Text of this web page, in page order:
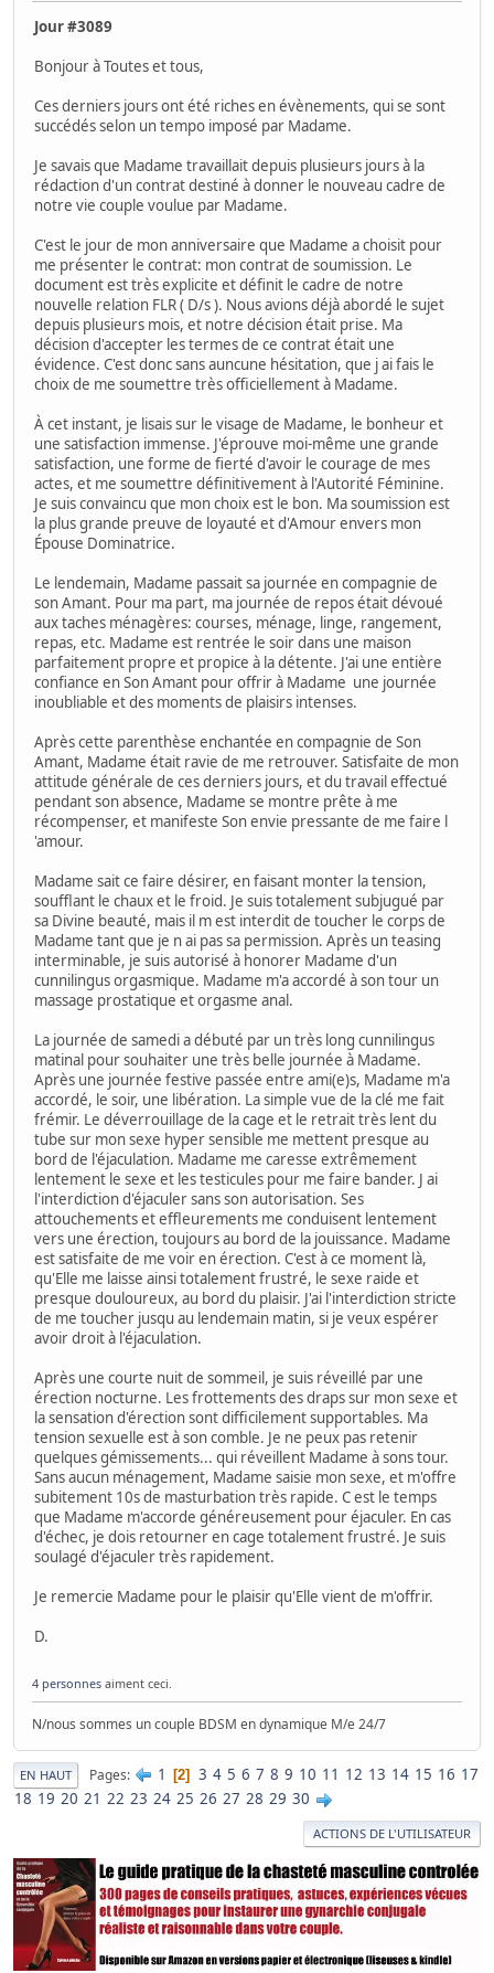
Jour #3089
Bonjour à Toutes et tous,
Ces derniers jours ont été riches en évènements, qui se sont
succédés selon un tempo imposé par Madame.
Je savais que Madame travaillait depuis plusieurs jours à la
rédaction d'un contrat destiné à donner le nouveau cadre de
notre vie couple voulue par Madame.
C'est le jour de mon anniversaire que Madame a choisit pour
me présenter le contrat: mon contrat de soumission. Le
document est très explicite et définit le cadre de notre
nouvelle relation FLR ( D/s ). Nous avions déjà abordé le sujet
depuis plusieurs mois, et notre décision était prise. Ma
décision d'accepter les termes de ce contrat était une
évidence. C'est donc sans auncune hésitation, que j ai fais le
choix de me soumettre très officiellement à Madame.
À cet instant, je lisais sur le visage de Madame, le bonheur et
une satisfaction immense. J'éprouve moi-même une grande
satisfaction, une forme de fierté d'avoir le courage de mes
actes, et me soumettre définitivement à l'Autorité Féminine.
Je suis convaincu que mon choix est le bon. Ma soumission est
la plus grande preuve de loyauté et d'Amour envers mon
Épouse Dominatrice.
Le lendemain, Madame passait sa journée en compagnie de
son Amant. Pour ma part, ma journée de repos était dévoué
aux taches ménagères: courses, ménage, linge, rangement,
repas, etc. Madame est rentrée le soir dans une maison
parfaitement propre et propice à la détente. J'ai une entière
confiance en Son Amant pour offrir à Madame une journée
inoubliable et des moments de plaisirs intenses.
Après cette parenthèse enchantée en compagnie de Son
Amant, Madame était ravie de me retrouver. Satisfaite de mon
attitude générale de ces derniers jours, et du travail effectué
pendant son absence, Madame se montre prête à me
récompenser, et manifeste Son envie pressante de me faire l
'amour.
Madame sait ce faire désirer, en faisant monter la tension,
soufflant le chaux et le froid. Je suis totalement subjugué par
sa Divine beauté, mais il m est interdit de toucher le corps de
Madame tant que je n ai pas sa permission. Après un teasing
interminable, je suis autorisé à honorer Madame d'un
cunnilingus orgasmique. Madame m'a accordé à son tour un
massage prostatique et orgasme anal.
La journée de samedi a débuté par un très long cunnilingus
matinal pour souhaiter une très belle journée à Madame.
Après une journée festive passée entre ami(e)s, Madame m'a
accordé, le soir, une libération. La simple vue de la clé me fait
frémir. Le déverrouillage de la cage et le retrait très lent du
tube sur mon sexe hyper sensible me mettent presque au
bord de l'éjaculation. Madame me caresse extrêmement
lentement le sexe et les testicules pour me faire bander. J ai
l'interdiction d'éjaculer sans son autorisation. Ses
attouchements et effleurements me conduisent lentement
vers une érection, toujours au bord de la jouissance. Madame
est satisfaite de me voir en érection. C'est à ce moment là,
qu'Elle me laisse ainsi totalement frustré, le sexe raide et
presque douloureux, au bord du plaisir. J'ai l'interdiction stricte
de me toucher jusqu au lendemain matin, si je veux espérer
avoir droit à l'éjaculation.
Après une courte nuit de sommeil, je suis réveillé par une
érection nocturne. Les frottements des draps sur mon sexe et
la sensation d'érection sont difficilement supportables. Ma
tension sexuelle est à son comble. Je ne peux pas retenir
quelques gémissements... qui réveillent Madame à sons tour.
Sans aucun ménagement, Madame saisie mon sexe, et m'offre
subitement 10s de masturbation très rapide. C est le temps
que Madame m'accorde généreusement pour éjaculer. En cas
d'échec, je dois retourner en cage totalement frustré. Je suis
soulagé d'éjaculer très rapidement.
Je remercie Madame pour le plaisir qu'Elle vient de m'offrir.
D.
4 personnes aiment ceci.
N/nous sommes un couple BDSM en dynamique M/e 24/7
EN HAUT Pages 1 2 3 4 5 6 7 8 9 10 11 12 13 14 15 16 17
18 19 20 21 22 23 24 25 26 27 28 29 30
ACTIONS DE L'UTILISATEUR